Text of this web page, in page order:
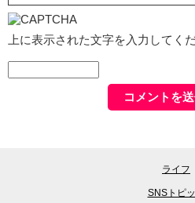
上に表示された文字を入力してくだ
ライフ
SNSトピ